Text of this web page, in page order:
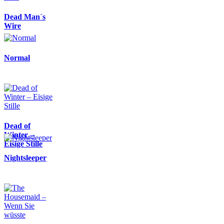
Dead Man´s
Wire
Normal
Dead of
Winter –
Eisige Stille
Nightsleeper